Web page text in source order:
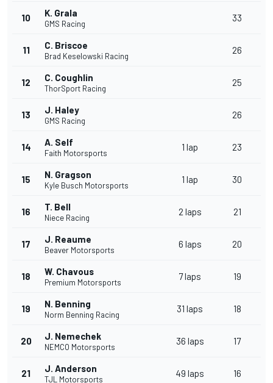
10 K. Grala
GMS Racing
33
11 C. Briscoe
Brad Keselowski Racing
26
12 C. Coughlin
ThorSport Racing
25
13 J. Haley
GMS Racing
26
14 A. Self
Faith Motorsports
1 lap 23
15 N. Gragson
Kyle Busch Motorsports
1 lap 30
16 T. Bell
Niece Racing
2 laps 21
17 J. Reaume
Beaver Motorsports
6 laps 20
18 W. Chavous
Premium Motorsports
7 laps 19
19 N. Benning
Norm Benning Racing
31 laps 18
20 J. Nemechek
NEMCO Motorsports
36 laps 17
21 J. Anderson
TJL Motorsports
49 laps 16